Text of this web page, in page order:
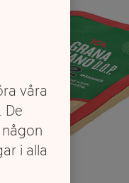
våra
De
i alla